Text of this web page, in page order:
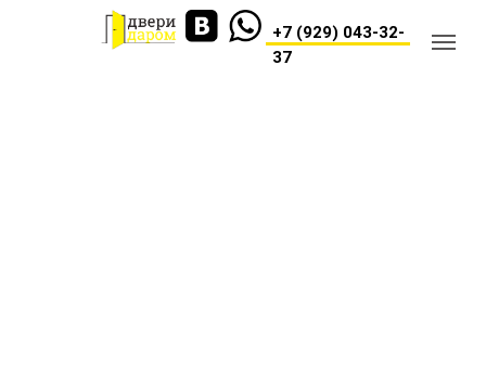
+7 (929) 043-32-
37